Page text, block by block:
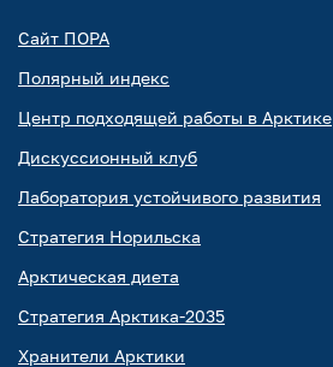
Сайт ПОРА
Полярный индекс
Центр подходящей работы в Арктике
Дискуссионный клуб
Лаборатория устойчивого развития
Стратегия Норильска
Арктическая диета
Стратегия Арктика-2035
Хранители Арктики